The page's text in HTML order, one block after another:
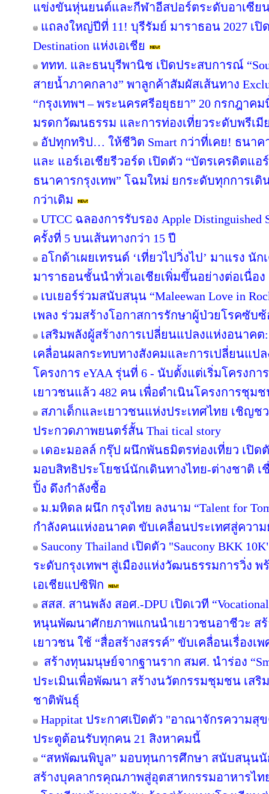
แข่งขันหุ่นยนต์และกีฬาอีสปอร์ตระดับอาเซีย
แถลงใหญ่ปีที่ 11! บุรีรัมย์ มาราธอน 2027 เปิ
Destination แห่งเอเชีย
ททท. และธนบุรีพานิช เปิดประสบการณ์
สายน้ำภาคกลาง” พาลูกค้าสัมผัสเส้นทาง
“กรุงเทพฯ – พระนครศรีอยุธยา” 20 กรกฎาค
มรดกวัฒนธรรม และการท่องเที่ยวระดับพรีเมี
อัปทุกทริป… ให้ชีวิต Smart กว่าที่เคย! ธนาค
และ แอร์เอเชียรีวอร์ด เปิดตัว “บัตรเครดิตแ
ธนาคารกรุงเทพ” โฉมใหม่ ยกระดับทุกการเ
กว่าเดิม
UTCC ฉลองการรับรอง Apple Distinguished
ครั้งที่ 5 บนเส้นทางกว่า 15 ปี
อโกด้าเผยเทรนด์ ‘เที่ยวไปวิ่งไป’ มาแรง นั
มาราธอนชั้นนำทั่วเอเชียเพิ่มขึ้นอย่างต่อเนื่อง
เบเยอร์ร่วมสนับสนุน “Maleewan Love in
เพลง ร่วมสร้างโอกาสการรักษาผู้ป่วยโรคซั
เสริมพลังผู้สร้างการเปลี่ยนแปลงแห่งอนาค
เคลื่อนผลกระทบทางสังคมและการเปลี่ยนแป
โครงการ eYAA รุ่นที่ 6 - นับตั้งแต่เริ่มโครงกา
เยาวชนแล้ว 482 คน เพื่อดำเนินโครงการชุมช
สภาเด็กและเยาวชนแห่งประเทศไทย เชิญช
ประกวดภาพยนตร์สั้น Thai tical story
เดอะมอลล์ กรุ๊ป ผนึกพันธมิตรท่องเที่ยว เปิดตั
มอบสิทธิประโยชน์นักเดินทางไทย-ต่างชาติ เ
ปิ้ง ดึงกำลังซื้อ
ม.มหิดล ผนึก กรุงไทย ลงนาม “Talent for
กำลังคนแห่งอนาคต ขับเคลื่อนประเทศสู่ควา
Saucony Thailand เปิดตัว "Saucony BKK
ระดับกรุงเทพฯ สู่เมืองแห่งวัฒนธรรมการวิ่ง พ
เอเชียแปซิฟิก
สสส. สานพลัง สอศ.-DPU เปิดเวที “Vocational
หนุนพัฒนาศักยภาพแกนนำเยาวชนอาชีวะ ส
เยาวชน ใช้ “สื่อสร้างสรรค์” ขับเคลื่อนเรื่องเ
สร้างทุนมนุษย์จากฐานราก สมศ. นำร่อง
ประเมินเพื่อพัฒนา สร้างนวัตกรรมชุมชน เส
ชาติพันธุ์
Happitat ประกาศเปิดตัว "อาณาจักรความ
ประตูต้อนรับทุกคน 21 สิงหาคมนี้
“สหพัฒนพิบูล” มอบทุนการศึกษา สนับสนุนนั
สร้างบุคลากรคุณภาพสู่อุตสาหกรรมอาหารไท